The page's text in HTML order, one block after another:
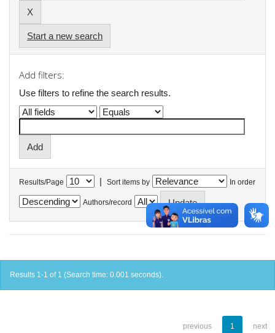
Start a new search
Add filters:
Use filters to refine the search results.
Results/Page | Sort items by In order
Authors/record
Results 1-1 of 1 (Search time: 0.001 seconds).
previous 1 next